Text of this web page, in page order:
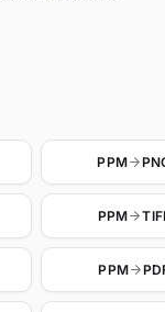
PPM
PPM
PPM